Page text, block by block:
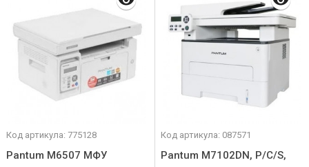
Код артикула: 775128
Pantum M6507 МФУ
Код артикула: 087571
Pantum M7102DN, P/C/S,